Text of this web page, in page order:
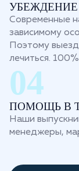
Современные
зависимому
Поэтому
лечиться.
ПОМОЩЬ В
Наши
менеджеры,